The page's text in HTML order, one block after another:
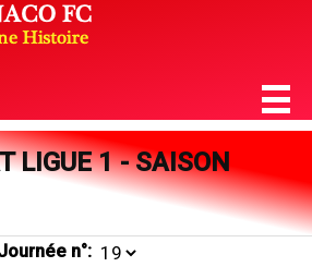
LIGUE 1 - SAISON
n°: